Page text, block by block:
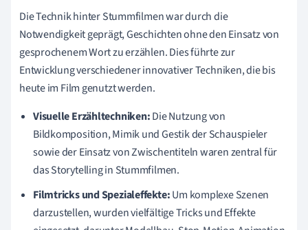
Die Technik hinter Stummfilmen war durch die
Notwendigkeit geprägt, Geschichten ohne den Einsatz von
gesprochenem Wort zu erzählen. Dies führte zur
Entwicklung verschiedener innovativer Techniken, die bis
heute im Film genutzt werden.
Visuelle Erzähltechniken:Die Nutzung von
Bildkomposition, Mimik und Gestik der Schauspieler
sowie der Einsatz von Zwischentiteln waren zentral für
das Storytelling in Stummfilmen.
Filmtricks und Spezialeffekte:Um komplexe Szenen
darzustellen, wurden vielfältige Tricks und Effekte